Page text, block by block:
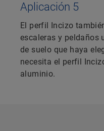
Aplicación 5
El perfil Incizo
escaleras y peldaños
de suelo que haya
necesita el perfil
aluminio.